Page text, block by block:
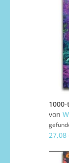
von
27,08